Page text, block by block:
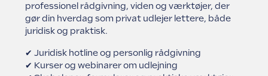
professionel rådgivning, viden og værktøjer, der
gør din hverdag som privat udlejer lettere, både
juridisk og praktisk.
✔ Juridisk hotline og personlig rådgivning
✔ Kurser og webinarer om udlejning